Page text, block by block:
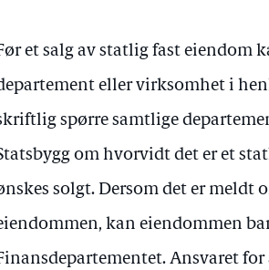
et salg av statlig fast eiendom
eller virksomhet i
spørre samtlige
om hvorvidt det er et
solgt. Dersom det er meldt
kan eiendommen
Ansvaret